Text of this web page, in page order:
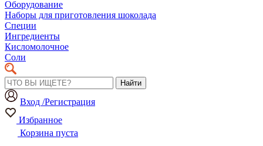
Оборудование
Наборы для приготовления шоколада
Специи
Ингредиенты
Кисломолочное
Соли
Найти
Вход /Регистрация
Избранное
Корзина пуста